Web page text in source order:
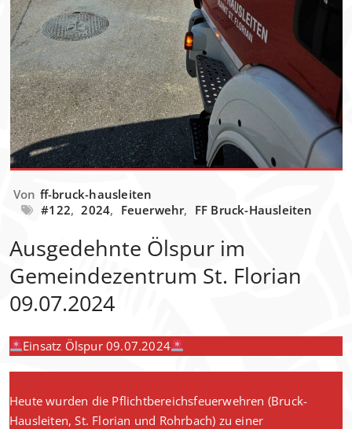
Von ff-bruck-hausleiten
#122, 2024, Feuerwehr, FF Bruck-Hausleiten
Ausgedehnte Ölspur im
Gemeindezentrum St. Florian
09.07.2024
Einsatz Ölspur 09.07.2024
Heute wurden die Pflichtbereichsfeuerwehren (Bruck-
Hausleiten, St. Florian und Rohrbach) zu einer